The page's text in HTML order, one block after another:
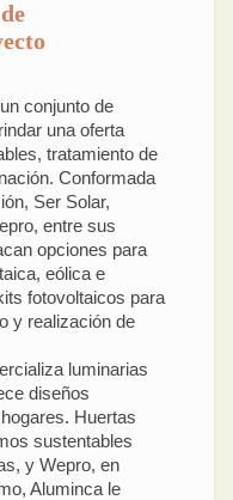
conjunto de
una oferta
tratamiento de
Conformada
Ser Solar,
entre sus
opciones para
eólica e
fotovoltaicos para
y realización de
luminarias
diseños
Huertas
sustentables
y Wepro, en
Aluminca le